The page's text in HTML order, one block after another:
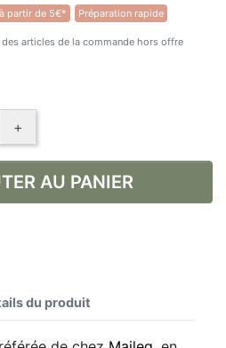
partir de 5€* Préparation rapide
articles de la commande hors offre
+
AU PANIER
du produit